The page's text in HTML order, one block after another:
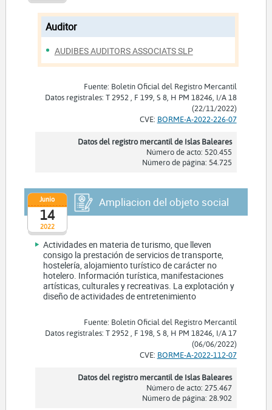
Auditor
AUDIBES AUDITORS ASSOCIATS SLP
Fuente: Boletín Oficial del Registro Mercantil
Datos registrales: T 2952 , F 199, S 8, H PM 18246, I/A 18
(22/11/2022)
CVE: BORME-A-2022-226-07
Datos del registro mercantil de Islas Baleares
Número de acto: 520.455
Número de página: 54.725
2022
Junio
14
Ampliacion del objeto social
Actividades en materia de turismo, que lleven
consigo la prestación de servicios de transporte,
hostelería, alojamiento turístico de carácter no
hotelero. Información turística, manifestaciones
artísticas, culturales y recreativas. La explotación y
diseño de actividades de entretenimiento
Fuente: Boletín Oficial del Registro Mercantil
Datos registrales: T 2952 , F 198, S 8, H PM 18246, I/A 17
(06/06/2022)
CVE: BORME-A-2022-112-07
Datos del registro mercantil de Islas Baleares
Número de acto: 275.467
Número de página: 28.902